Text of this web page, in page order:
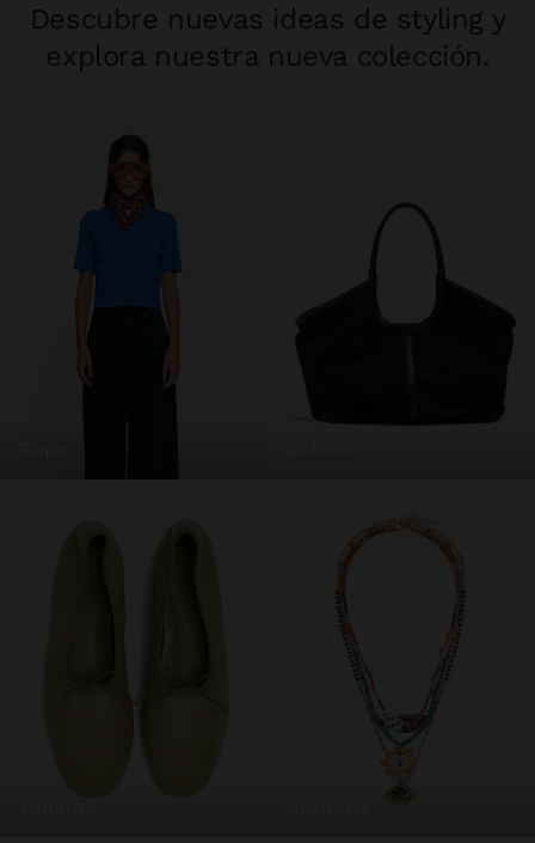
Descubre nuevas ideas de styling y
explora nuestra nueva colección.